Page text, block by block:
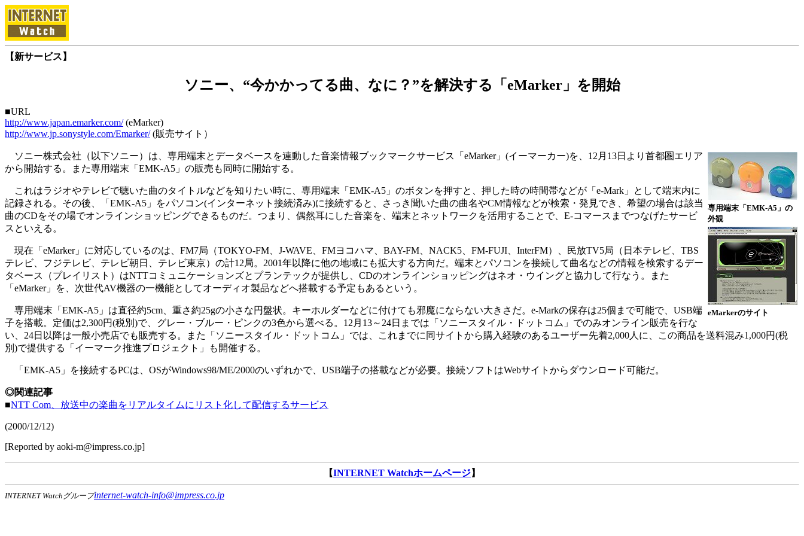
【新サービス】
ソニー、“今かかってる曲、なに？”を解決する「eMarker」を開始
■URL
http://www.japan.emarker.com/(eMarker)
http://www.jp.sonystyle.com/Emarker/(販売サイト）
専用端末「EMK-A5」の
外観
eMarkerのサイト
ソニー株式会社（以下ソニー）は、専用端末とデータベースを連動した音楽情報ブックマークサービス「eMarker」(イーマーカー)を、12月13日より首都圏エリア
から開始する。また専用端末「EMK-A5」の販売も同時に開始する。
これはラジオやテレビで聴いた曲のタイトルなどを知りたい時に、専用端末「EMK-A5」のボタンを押すと、押した時の時間帯などが「e-Mark」として端末内に
記録される。その後、「EMK-A5」をパソコン(インターネット接続済み)に接続すると、さっき聞いた曲の曲名やCM情報などが検索・発見でき、希望の場合は該当
曲のCDをその場でオンラインショッピングできるものだ。つまり、偶然耳にした音楽を、端末とネットワークを活用することで、E-コマースまでつなげたサービ
スといえる。
現在「eMarker」に対応しているのは、FM7局（TOKYO-FM、J-WAVE、FMヨコハマ、BAY-FM、NACK5、FM-FUJI、InterFM）、民放TV5局（日本テレビ、TBS
テレビ、フジテレビ、テレビ朝日、テレビ東京）の計12局。2001年以降に他の地域にも拡大する方向だ。端末とパソコンを接続して曲名などの情報を検索するデー
タベース（プレイリスト）はNTTコミュニケーションズとプランテックが提供し、CDのオンラインショッピングはネオ・ウイングと協力して行なう。また
「eMarker」を、次世代AV機器の一機能としてオーディオ製品などへ搭載する予定もあるという。
専用端末「EMK-A5」は直径約5cm、重さ約25gの小さな円盤状。キーホルダーなどに付けても邪魔にならない大きさだ。e-Markの保存は25個まで可能で、USB端
子を搭載。定価は2,300円(税別)で、グレー・ブルー・ピンクの3色から選べる。12月13～24日までは「ソニースタイル・ドットコム」でのみオンライン販売を行な
い、24日以降は一般小売店でも販売する。また「ソニースタイル・ドットコム」では、これまでに同サイトから購入経験のあるユーザー先着2,000人に、この商品を送料混み1,000円(税
別)で提供する「イーマーク推進プロジェクト」も開催する。
「EMK-A5」を接続するPCは、OSがWindows98/ME/2000のいずれかで、USB端子の搭載などが必要。接続ソフトはWebサイトからダウンロード可能だ。
◎関連記事
■NTT Com、放送中の楽曲をリアルタイムにリスト化して配信するサービス
(2000/12/12)
[Reported by aoki-m@impress.co.jp]
【INTERNET Watchホームページ】
INTERNET Watchグループinternet-watch-info@impress.co.jp